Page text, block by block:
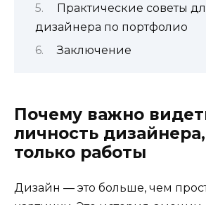
Практические советы
дизайнера по портфолио
Заключение
Почему важно
личность
только работы
Дизайн — это больше, чем